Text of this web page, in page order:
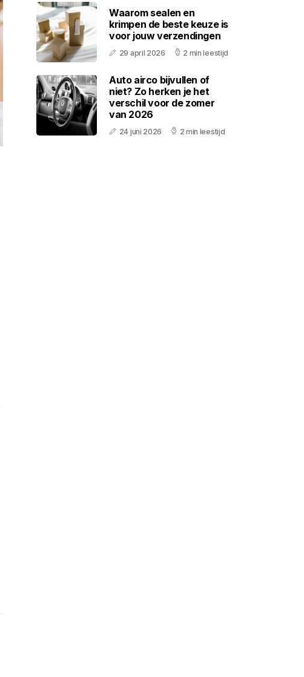
Waarom sealen en
krimpen de beste keuze is
voor jouw verzendingen
29 april 2026 2 min leestijd
Auto airco bijvullen of
niet? Zo herken je het
verschil voor de zomer
van 2026
24 juni 2026 2 min leestijd